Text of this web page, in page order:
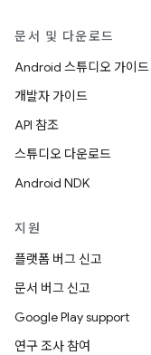
문서 및 다운로드
Android 스튜디오 가이드
개발자 가이드
API 참조
스튜디오 다운로드
Android NDK
지원
플랫폼 버그 신고
문서 버그 신고
Google Play support
연구 조사 참여